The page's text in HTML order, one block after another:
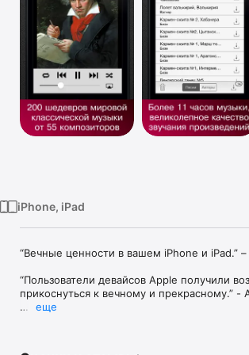
TV
iPhone, iPad
“Вечные ценности в вашем iPhone и iPad.”
“Пользователи девайсов Apple получили
прикоснуться к вечному и прекрасному.” -
еще